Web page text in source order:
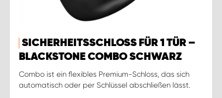
SICHERHEITSSCHLOSS FÜR 1 TÜR –
BLACKSTONE COMBO SCHWARZ
Combo ist ein flexibles Premium-Schloss, das sich
automatisch oder per Schlüssel abschließen lässt.